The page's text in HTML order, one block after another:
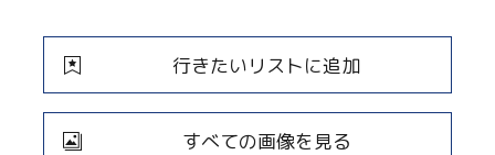
行きたいリストに追加
すべての画像を見る